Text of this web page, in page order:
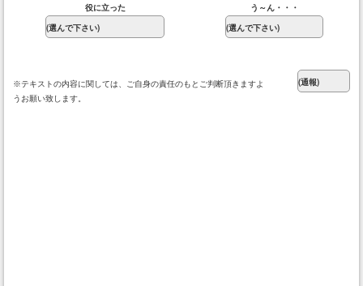
役に立った
う～ん・・・
※テキストの内容に関しては、ご自身の責任のもとご判断頂きますよ
うお願い致します。